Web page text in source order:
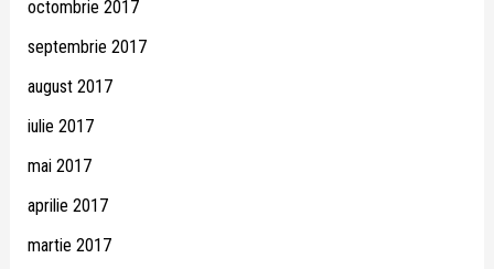
octombrie 2017
septembrie 2017
august 2017
iulie 2017
mai 2017
aprilie 2017
martie 2017